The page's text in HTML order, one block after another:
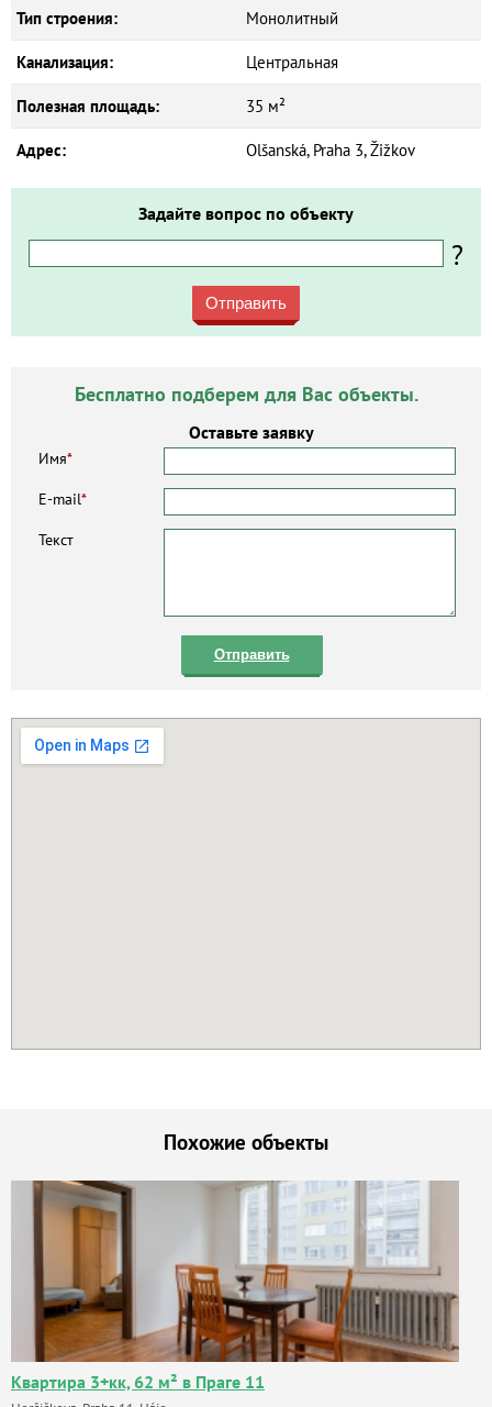
Тип строения: Монолитный
Канализация: Центральная
Полезная площадь: 35 м²
Адрес: Olšanská, Praha 3, Žižkov
Задайте вопрос по объекту
?
Отправить
Бесплатно подберем для Вас объекты.
Оставьте заявку
Имя*
E-mail*
Текст
Отправить
Похожие объекты
Квартира 3+кк, 62 м² в Праге 11